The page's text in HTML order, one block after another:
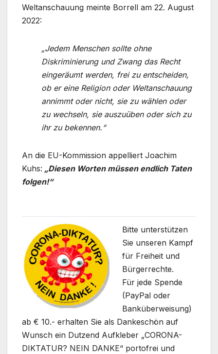
Weltanschauung meinte Borrell am 22. August
2022:
„Jedem Menschen sollte ohne
Diskriminierung und Zwang das Recht
eingeräumt werden, frei zu entscheiden,
ob er eine Religion oder Weltanschauung
annimmt oder nicht, sie zu wählen oder
zu wechseln, sie auszuüben oder sich zu
ihr zu bekennen.“
An die EU-Kommission appelliert Joachim
Kuhs: „Diesen Worten müssen endlich Taten
folgen!“
Bitte unterstützen
Sie unseren Kampf
für Freiheit und
Bürgerrechte.
Für jede Spende
(PayPal oder
Banküberweisung)
ab € 10.- erhalten Sie als Dankeschön auf
Wunsch ein Dutzend Aufkleber „CORONA-
DIKTATUR? NEIN DANKE“ portofrei und